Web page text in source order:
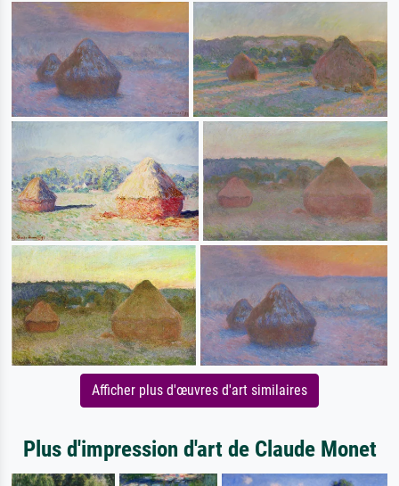
Afficher plus d'œuvres d'art similaires
Plus d'impression d'art de Claude Monet